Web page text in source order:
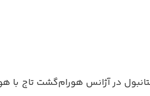
در آژانس هورام‌‌گشت تاج با